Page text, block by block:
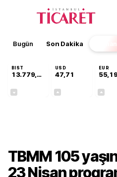
Bugün Son Dakika
BIST
13.779,39
USD
47,71
EUR
TBMM 105
23 Nisan